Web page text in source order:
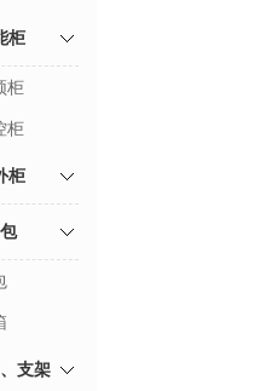
柜
柜
柜
柜
支架